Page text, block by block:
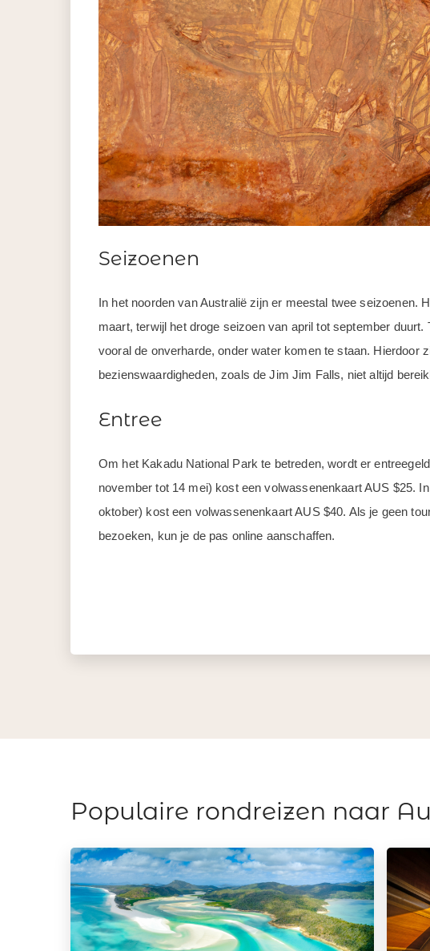
Seizoenen
In het noorden van Australië zijn er meestal twee seizoenen.
maart, terwijl het droge seizoen van april tot september
vooral de onverharde, onder water komen te staan. Hierdoor
bezienswaardigheden, zoals de Jim Jim Falls, niet altijd
Entree
Om het Kakadu National Park te betreden, wordt er
november tot 14 mei) kost een volwassenenkaart AUS $25.
oktober) kost een volwassenenkaart AUS $40. Als je geen
bezoeken, kun je de pas online aanschaffen.
Populaire rondreizen naar